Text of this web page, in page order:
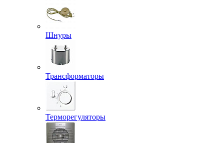
Шнуры
Трансформаторы
Терморегуляторы